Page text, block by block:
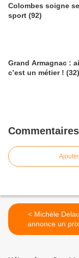
Colombes soigne
sport (92)
Grand Armagnac :
c’est un métier ! (32)
Commentaires
< Michèle Delaunay
annonce un
l'habitat des